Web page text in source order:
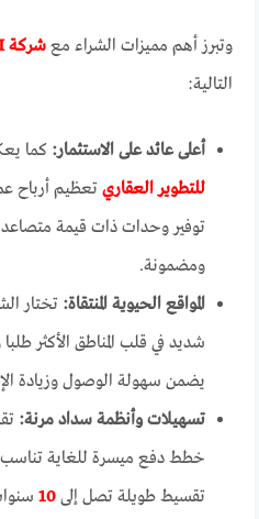
وتبرز أهم مميزات الشراء معشركة ROI للتطوير العقاري
التالية:
أعلى عائد على الاستثمار: كما
للتطوير العقاري تعظيم أرباح
توفير وحدات ذات قيمة
ومضمونة.
المواقع الحيوية المنتقاة: تختار
شديد في قلب المناطق الأكثر
يضمن سهولة الوصول وزيادة
تسهيلات وأنظمة سداد مرنة:
خطط دفع ميسرة للغاية
تقسيط طويلة تصل إلى10